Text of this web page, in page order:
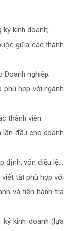
kinh doanh;
giữa các thành
nghiệp;
hợp với ngành
thành viên
đầu cho doanh
định, vốn điều lệ…
tắt phù hợp với
và tiến hành tra
kinh doanh (lựa